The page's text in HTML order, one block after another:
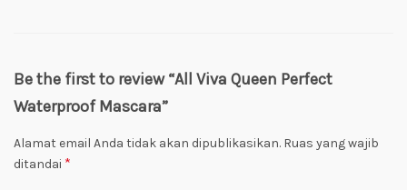
Be the first to review “All Viva Queen Perfect
Waterproof Mascara”
Alamat email Anda tidak akan dipublikasikan. Ruas yang wajib
ditandai *